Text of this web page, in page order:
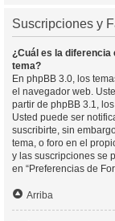
Suscripciones y
¿Cuál es la
tema?
En phpBB 3.0, los
el navegador web.
partir de phpBB 3.1,
Usted puede ser
suscribirte, sin
tema, o foro en el
y las suscripciones se
en “Preferencias de
Arriba